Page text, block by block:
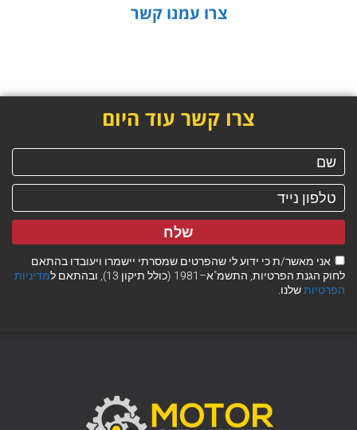
צרו עמנו קשר
צרו קשר עוד היום
אני מאשר/ת כי ידוע לי שהפרטים שמסרתי יישמרו ויעובדו בהתאם
לחוק הגנת הפרטיות, התשמ"א–1981 (כולל תיקון 13), ובהתאם ל
מדיניות
הפרטיותשלנו.
שלח